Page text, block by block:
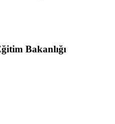
Bakanlığı